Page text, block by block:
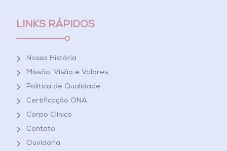
LINKS RÁPIDOS
Nossa História
Missão, Visão e Valores
Política de Qualidade
Certificação ONA
Corpo Clínico
Contato
Ouvidoria